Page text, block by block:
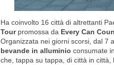
Ha coinvolto 16 città di altrettanti
Tourpromossa da Every Can
Organizzata nei giorni scorsi, dal 7
bevande in alluminio consumate
che, tappa su tappa, di città in